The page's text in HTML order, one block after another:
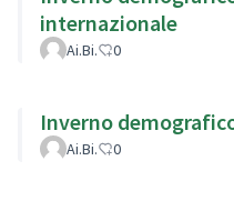
internazionale
Ai.Bi. 0
Inverno
Ai.Bi. 0